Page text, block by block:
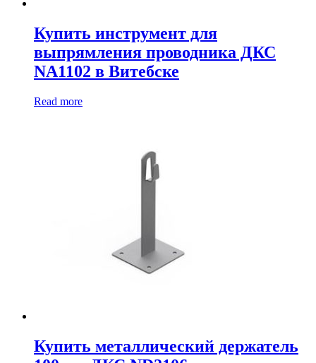
Купить инструмент для
выпрямления проводника ДКС
NA1102 в Витебске
Read more
Купить металлический держатель